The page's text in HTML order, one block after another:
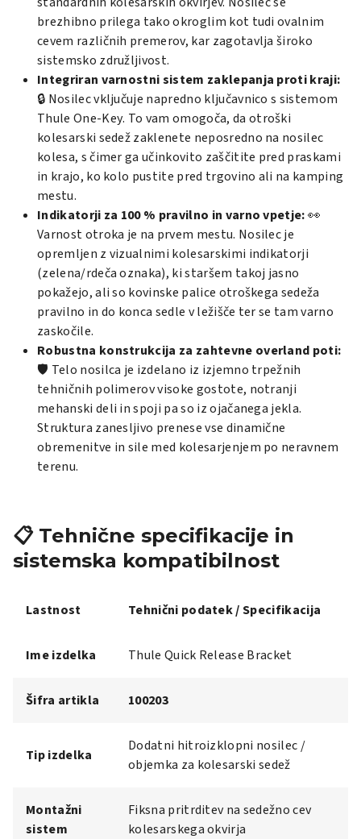
brezhibno prilega tako okroglim kot tudi ovalnim
cevem različnih premerov, kar zagotavlja široko
sistemsko združljivost.
Integriran varnostni sistem zaklepanja proti kraji:
🔒 Nosilec vključuje napredno ključavnico s sistemom
Thule One-Key. To vam omogoča, da otroški
kolesarski sedež zaklenete neposredno na nosilec
kolesa, s čimer ga učinkovito zaščitite pred praskami
in krajo, ko kolo pustite pred trgovino ali na kamping
mestu.
Indikatorji za 100 % pravilno in varno vpetje:👀
Varnost otroka je na prvem mestu. Nosilec je
opremljen z vizualnimi kolesarskimi indikatorji
(zelena/rdeča oznaka), ki staršem takoj jasno
pokažejo, ali so kovinske palice otroškega sedeža
pravilno in do konca sedle v ležišče ter se tam varno
zaskočile.
Robustna konstrukcija za zahtevne overland poti:
🛡️ Telo nosilca je izdelano iz izjemno trpežnih
tehničnih polimerov visoke gostote, notranji
mehanski deli in spoji pa so iz ojačanega jekla.
Struktura zanesljivo prenese vse dinamične
obremenitve in sile med kolesarjenjem po neravnem
terenu.
📋 Tehnične specifikacije in
sistemska kompatibilnost
Lastnost Tehnični podatek / Specifikacija
Ime izdelka Thule Quick Release Bracket
Šifra artikla 100203
Tip izdelka
Dodatni hitroizklopni nosilec /
objemka za kolesarski sedež
Montažni
sistem
Fiksna pritrditev na sedežno cev
kolesarskega okvirja